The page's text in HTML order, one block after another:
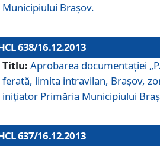
Municipiului Braşov.
638/16.12.2013
Titlu: Aprobarea documentaţiei
ferată, limita intravilan, Braşov,
iniţiator Primăria Municipiului
637/16.12.2013